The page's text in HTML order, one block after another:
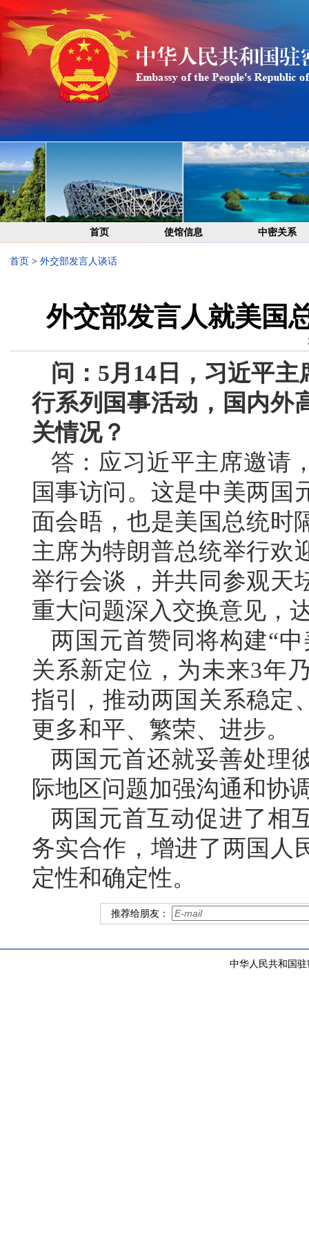
首页 使馆信息 中密关系
首页 > 外交部发言人谈话
外交部发言人就美国
问：5月14日，习近平
行系列国事活动，国内外
关情况？
答：应习近平主席邀请
国事访问。这是中美两国
面会晤，也是美国总统时
主席为特朗普总统举行欢
举行会谈，并共同参观天
重大问题深入交换意见，
两国元首赞同将构建“
关系新定位，为未来3年
指引，推动两国关系稳定
更多和平、繁荣、进步。
两国元首还就妥善处理
际地区问题加强沟通和协
两国元首互动促进了相
务实合作，增进了两国人
定性和确定性。
推荐给朋友：
中华人民共和国